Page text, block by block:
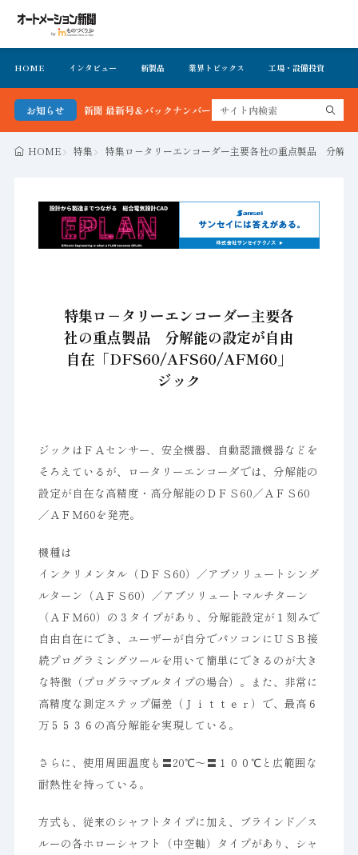
HOME インタビュー 新製品 業界トピックス 工場・設備投資
お知らせ
ション新聞 最新号＆バックナンバーを無料で公開中 詳細はこちら
HOME 特集 特集ロ－タリーエンコーダー主要各社の重点製品 分解
特集ロ－タリーエンコーダー主要各
社の重点製品 分解能の設定が自由
自在「DFS60/AFS60/AFM60」
ジック
ジックはＦＡセンサー、安全機器、自動認識機器などを
そろえているが、ロータリーエンコーダでは、分解能の
設定が自在な高精度・高分解能のＤＦＳ60／ＡＦＳ60
／ＡＦＭ60を発売。
機種は
インクリメンタル（ＤＦＳ60）／アブソリュートシング
ルターン（ＡＦＳ60）／アブソリュートマルチターン
（ＡＦＭ60）の３タイプがあり、分解能設定が１刻みで
自由自在にでき、ユーザーが自分でパソコンにＵＳＢ接
続プログラミングツールを用いて簡単にできるのが大き
な特徴（プログラマブルタイプの場合）。また、非常に
高精度な測定ステップ偏差（Ｊｉｔｔｅｒ）で、最高６
万５５３６の高分解能を実現している。
さらに、使用周囲温度も〓20℃～〓１００℃と広範囲な
耐熱性を持っている。
方式も、従来のシャフトタイプに加え、ブラインド／ス
ルーの各ホローシャフト（中空軸）タイプがあり、シャ